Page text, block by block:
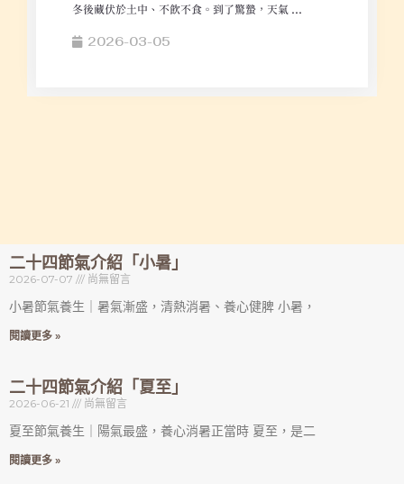
冬後藏伏於土中、不飲不食。到了驚蟄，天氣 ...
2026-03-05
二十四節氣介紹「小暑」
2026-07-07 尚無留言
小暑節氣養生｜暑氣漸盛，清熱消暑、養心健脾 小暑，
閱讀更多 »
二十四節氣介紹「夏至」
2026-06-21 尚無留言
夏至節氣養生｜陽氣最盛，養心消暑正當時 夏至，是二
閱讀更多 »